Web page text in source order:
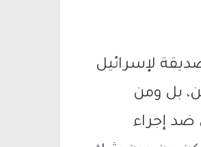
لإسرائيل
بل ومن
ضد إجراء